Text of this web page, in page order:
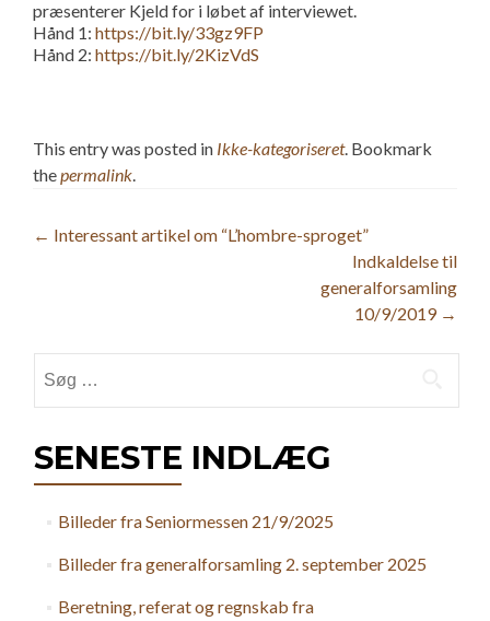
præsenterer Kjeld for i løbet af interviewet.
Hånd 1: https://bit.ly/33gz9FP
Hånd 2: https://bit.ly/2KizVdS
This entry was posted in Ikke-kategoriseret. Bookmark
thepermalink.
Post
← Interessant artikel om “L’hombre-sproget”
Indkaldelse til
generalforsamling
10/9/2019 →
efter:
SENESTE INDLÆG
Billeder fra Seniormessen 21/9/2025
Billeder fra generalforsamling 2. september 2025
Beretning, referat og regnskab fra